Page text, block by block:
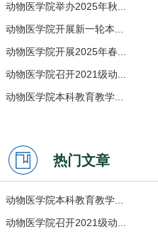
动物医学院举办2025年秋...
动物医学院开展新一轮本...
动物医学院开展2025年春...
动物医学院召开2021级动...
动物医学院本科教育教学...
热门文章
动物医学院本科教育教学...
动物医学院召开2021级动...